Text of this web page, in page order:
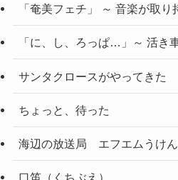
「奄美フェチ」 ～ 音楽が取り
「に、し、ろっぱ…」～ 活き
サンタクロースがやってきた
ちょっと、待った
海辺の放送局 エフエムうけ
口笛（くちぶえ）